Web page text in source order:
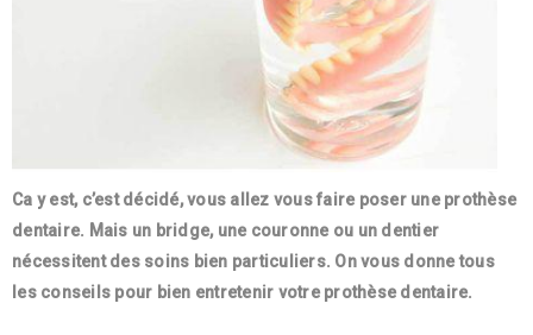
Ca y est, c’est décidé, vous allez vous faire poser une prothèse
dentaire. Mais un bridge, une couronne ou un dentier
nécessitent des soins bien particuliers. On vous donne tous
les conseils pour bien entretenir votre prothèse dentaire.